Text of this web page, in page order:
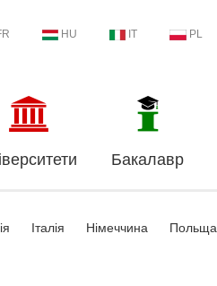
HU IT PL
Бакалавр
Італія Німеччина Польща